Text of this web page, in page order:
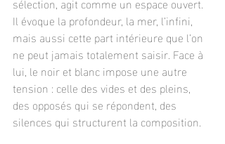
Il évoque la profondeur, la mer, l’infini,
mais aussi cette part intérieure que l’on
ne peut jamais totalement saisir. Face à
lui, le noir et blanc impose une autre
tension : celle des vides et des pleins,
des opposés qui se répondent, des
silences qui structurent la composition.